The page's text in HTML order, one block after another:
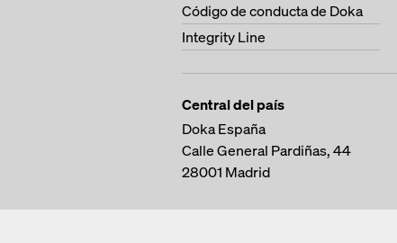
Código de conducta de Doka
Integrity Line
Central del país
Doka España
Calle General Pardiñas, 44
28001 Madrid